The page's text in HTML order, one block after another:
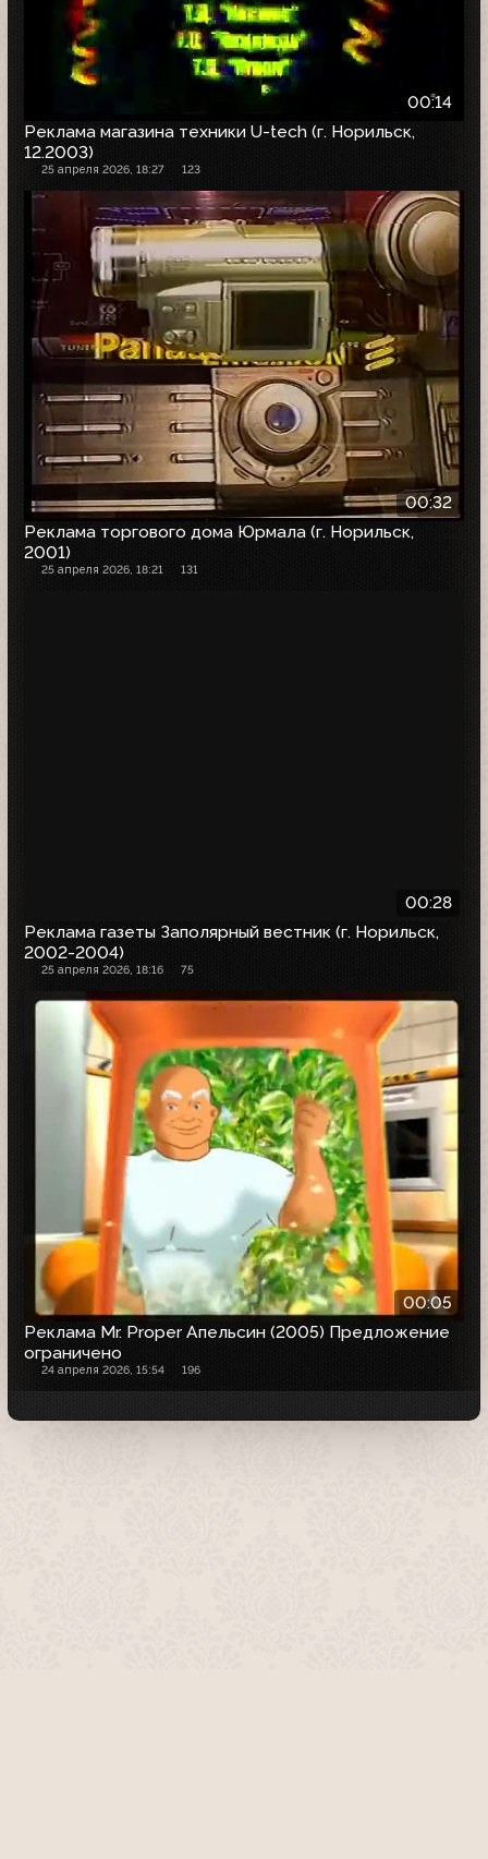
00:14
Реклама магазина техники U-tech (г. Норильск,
12.2003)
25 апреля 2026, 18:27 123
00:32
Реклама торгового дома Юрмала (г. Норильск,
2001)
25 апреля 2026, 18:21 131
00:28
Реклама газеты Заполярный вестник (г. Норильск,
2002-2004)
25 апреля 2026, 18:16 75
00:05
Реклама Mr. Proper Апельсин (2005) Предложение
ограничено
24 апреля 2026, 15:54 196